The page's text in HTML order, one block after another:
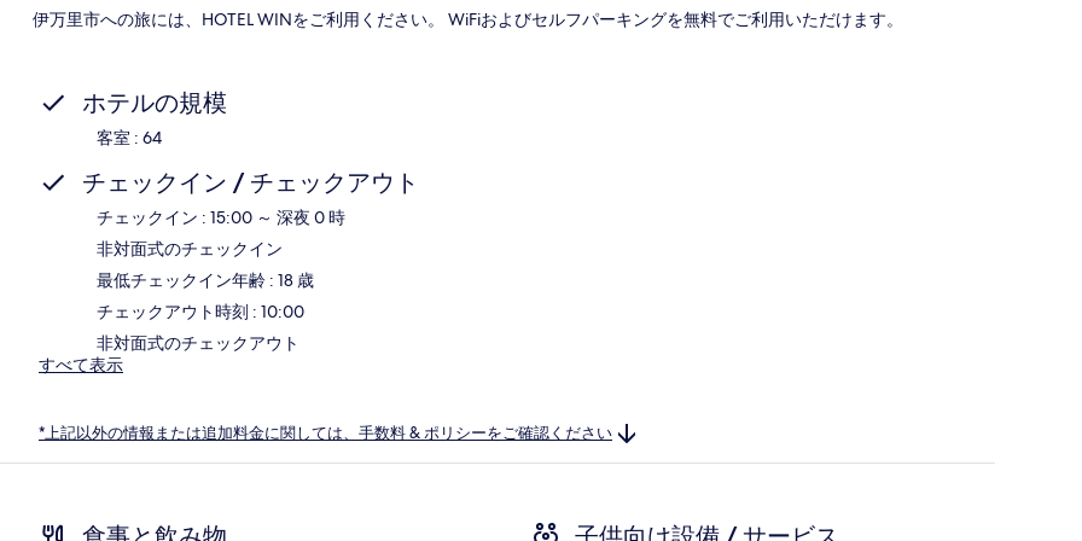
伊万里市への旅には、HOTEL WINをご利用ください。 WiFiおよびセルフパーキングを無料でご利用いただけます。
ホテルの規模
客室 : 64
チェックイン / チェックアウト
チェックイン : 15:00 ～ 深夜 0 時
非対面式のチェックイン
最低チェックイン年齢 : 18 歳
チェックアウト時刻 : 10:00
非対面式のチェックアウト
すべて表示
*上記以外の情報または追加料金に関しては、手数料 & ポリシーをご確認ください